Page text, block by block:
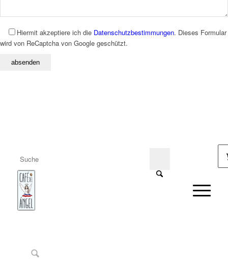
Hiermit akzeptiere ich die Datenschutzbestimmungen. Dieses Formular
wird von ReCaptcha von Google geschützt.